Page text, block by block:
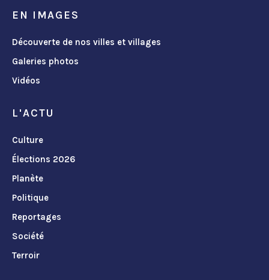
EN IMAGES
Découverte de nos villes et villages
Galeries photos
Vidéos
L'ACTU
Culture
Élections 2026
Planète
Politique
Reportages
Société
Terroir